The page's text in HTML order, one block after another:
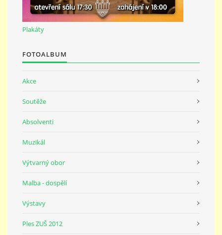
Pohořelice
691 23
Plakáty
FOTOALBUM
Akce
Soutěže
Absolventi
Muzikál
Výtvarný obor
Malba - dospělí
Výstavy
Ples ZUŠ 2012